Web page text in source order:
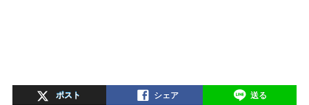
ポスト シェア 送る